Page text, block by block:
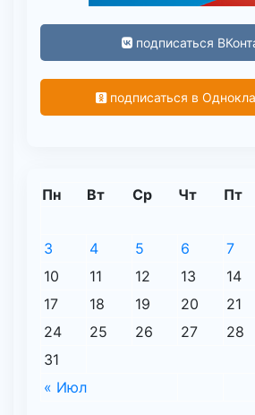
подписаться
подписаться в
Пн Вт Ср Чт Пт
« Июл
3
4 5 6 7
10
11 12 13 14
17
18 19 20 21
24
25 26 27 28
31